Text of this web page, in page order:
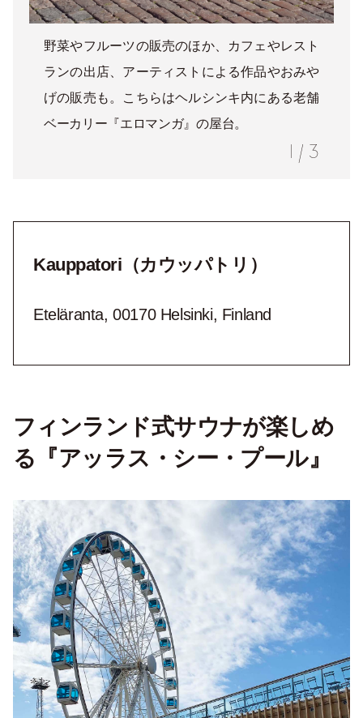
野菜やフルーツの販売のほか、カフェやレスト
ランの出店、アーティストによる作品やおみや
げの販売も。こちらはヘルシンキ内にある老舗
ベーカリー『エロマンガ』の屋台。
/ 3
Kauppatori（カウッパトリ）
Eteläranta, 00170 Helsinki, Finland
フィンランド式サウナが楽しめ
る『アッラス・シー・プール』